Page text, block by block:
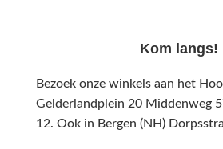
Kom langs!
Bezoek onze winkels aan het
Gelderlandplein 20 Middenweg
12. Ook in Bergen (NH)